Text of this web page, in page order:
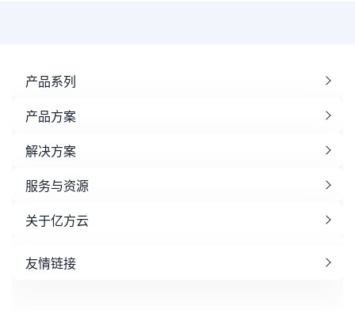
产品系列
产品方案
解决方案
服务与资源
关于亿方云
友情链接